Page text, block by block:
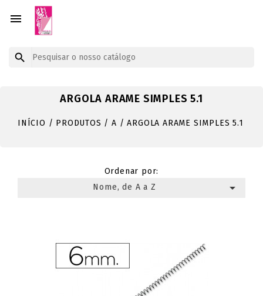


ARGOLA ARAME SIMPLES 5.1
INÍCIO PRODUTOS A ARGOLA ARAME SIMPLES 5.1
Ordenar por:
Nome, de A a Z
